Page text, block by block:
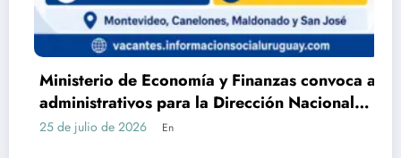
Ministerio de Economía y Finanzas convoca a
administrativos para la Dirección Nacional
de Catastro con Bachillerato
25 de julio de 2026 En